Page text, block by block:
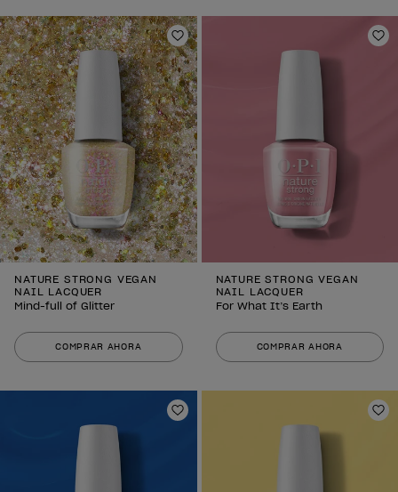
Añadir a la lista de deseos
NATURE STRONG VEGAN
NAIL LACQUER
Mind-full of Glitter
COMPRAR AHORA
NATURE STRONG VEGAN
NAIL LACQUER
For What It’s Earth
COMPRAR AHORA
Añadir a la lista de deseos